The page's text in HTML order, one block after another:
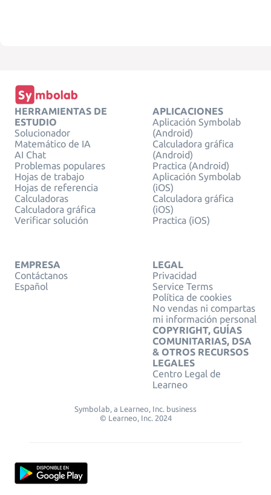
HERRAMIENTAS DE
ESTUDIO
Solucionador
Matemático de IA
AI Chat
Problemas populares
Hojas de trabajo
Hojas de referencia
Calculadoras
Calculadora gráfica
Verificar solución
APLICACIONES
Aplicación Symbolab
(Android)
Calculadora gráfica
(Android)
Practica (Android)
Aplicación Symbolab
(iOS)
Calculadora gráfica
(iOS)
Practica (iOS)
EMPRESA
Contáctanos
Español
LEGAL
Privacidad
Service Terms
Política de cookies
No vendas ni compartas
mi información personal
COPYRIGHT, GUÍAS
COMUNITARIAS, DSA
& OTROS RECURSOS
LEGALES
Centro Legal de
Learneo
Symbolab, a Learneo, Inc. business
© Learneo, Inc. 2024